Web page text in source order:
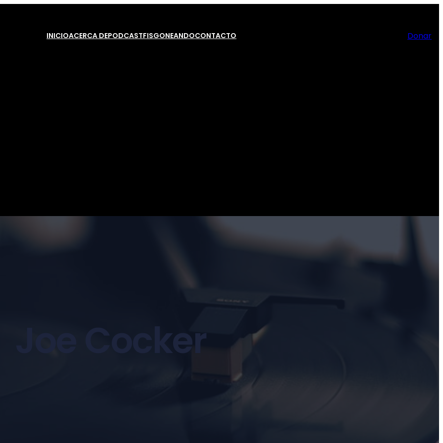
INICIOACERCA DEPODCASTFISGONEANDOCONTACTO Donar
Joe Cocker